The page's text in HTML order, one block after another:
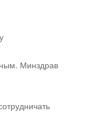
Минздрав